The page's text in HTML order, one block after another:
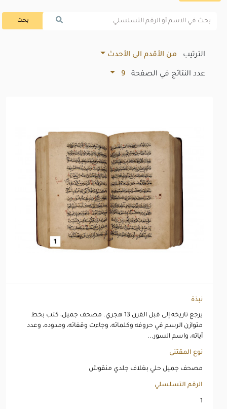
بحث
الترتيب من الأقدم الى الأحدث
عدد النتائج في الصفحة 9
نبذة
يرجع تاريخه إلى قبل القرن 13 هجري. مصحف جميل، كتب بخط
متوازن الرسم في حروفه وكلماته، وجاءت وقفاته، ومدوده، وعدد
آياته، واسم السور...
نوع المقتنى
مصحف جميل حلي بغلاف جلدي منقوش
الرقم التسلسلي
1